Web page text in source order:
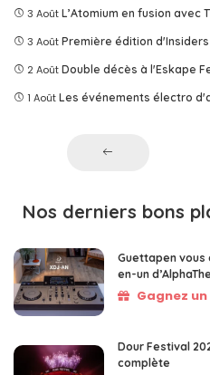
3 Août L’Atomium en fusion avec
3 Août Première édition
2 Août Double décès à l'Eskape
1 Août Les événements électro
Nos derniers bons
Guettapen vous
en-un
Gagnez un
Dour Festival
complète